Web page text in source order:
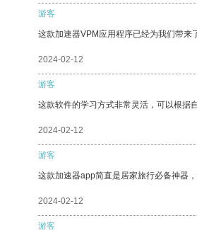
游客
这款加速器VPM应用程序已经为我们带来
2024-02-12
游客
这款软件的学习方式非常灵活，可以根据
2024-02-12
游客
这款加速器app简直是居家旅行必备神器
2024-02-12
游客